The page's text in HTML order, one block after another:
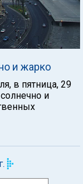
и жарко
в пятница, 29
и